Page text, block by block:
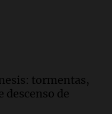
tormentas,
descenso de